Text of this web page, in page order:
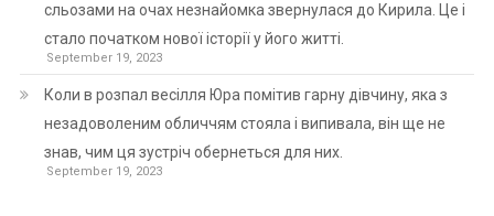
сльозами на очах незнайомка звернулася до Кирила. Це і
стало початком нової історії у його житті.
September 19, 2023
Коли в розпал весілля Юра помітив гарну дівчину, яка з
незадоволеним обличчям стояла і випивала, він ще не
знав, чим ця зустріч обернеться для них.
September 19, 2023